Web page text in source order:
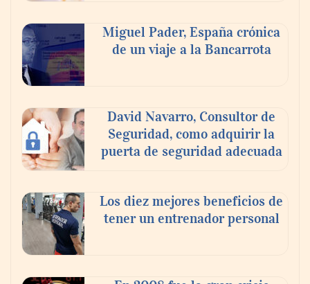
mejoran su motivación, fluidez y logro de
objetivos, según un estudio
COSITAL valora positivamente el nuevo
modelo de colaboración para reforzar la
capacidad técnica de los ayuntamientos
Miguel Pader, España crónica
de un viaje a la Bancarrota
David Navarro, Consultor de
Seguridad, como adquirir la
puerta de seguridad adecuada
Los diez mejores beneficios de
tener un entrenador personal